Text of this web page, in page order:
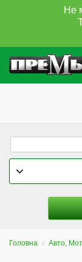
Не
Головна Авто,